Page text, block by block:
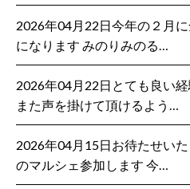
2026年04月22日今年の２月
になります みのりみのる…
2026年04月22日とても良い
また声を掛けて頂けるよう…
2026年04月15日お待たせい
のマルシェ参加します 今…